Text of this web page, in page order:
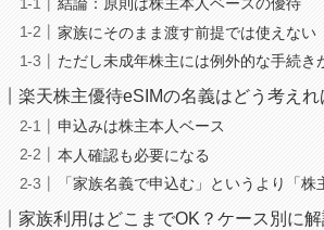
家族にそのまま渡す前提では使えない
ただし未成年株主には例外的な手続き
楽天株主優待eSIMの名義はどう考えれ
申込みは株主本人ベース
本人確認も必要になる
「家族名義で申込む」というより「
家族利用はどこまでOK？ケース別に解